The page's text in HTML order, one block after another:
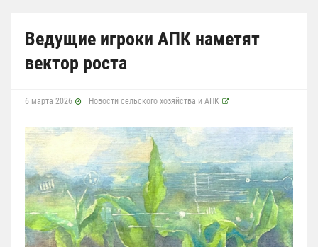
Ведущие игроки АПК наметят
вектор роста
6 марта 2026 Новости сельского хозяйства и АПК